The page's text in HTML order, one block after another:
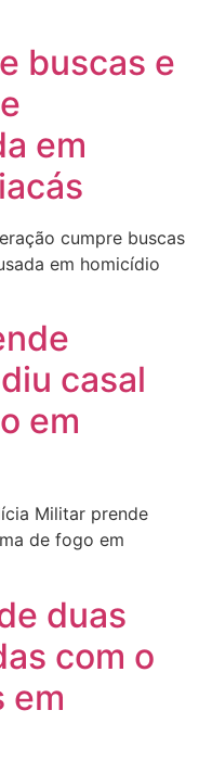
buscas e
em
cumpre buscas
em homicídio
casal
em
Militar prende
de fogo em
duas
com o
em